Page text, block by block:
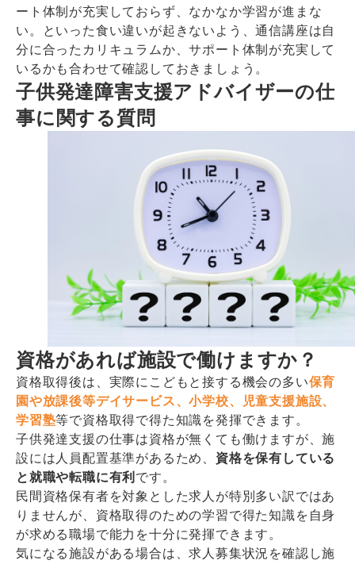
ート体制が充実しておらず、なかなか学習が進まな
い。といった食い違いが起きないよう、通信講座は自
分に合ったカリキュラムか、サポート体制が充実して
いるかも合わせて確認しておきましょう。
子供発達障害支援アドバイザーの仕
事に関する質問
資格があれば施設で働けますか？
資格取得後は、実際にこどもと接する機会の多い保育
園や放課後等デイサービス、小学校、児童支援施設、
学習塾等で資格取得で得た知識を発揮できます。
子供発達支援の仕事は資格が無くても働けますが、施
設には人員配置基準があるため、 資格を保有している
と就職や転職に有利 です。
民間資格保有者を対象とした求人が特別多い訳ではあ
りませんが、資格取得のための学習で得た知識を自身
が求める職場で能力を十分に発揮できます。
気になる施設がある場合は、求人募集状況を確認し施